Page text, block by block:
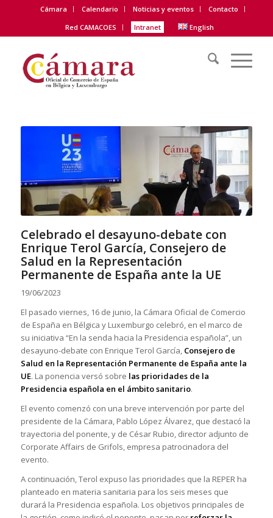
Cámara Calendario Noticias y eventos
Contacto
Red CAMACOES
Intranet English
Celebrado el desayuno-debate con
Enrique Terol García, Consejero de
Salud en la Representación
Permanente de España ante la UE
19/06/2023
El pasado viernes, 16 de junio, la Cámara Oficial de Comercio
de España en Bélgica y Luxemburgo celebró, en el marco de
su iniciativa “En la senda hacia la Presidencia española”, un
desayuno-debate con Enrique Terol García, Consejero de
Salud en la Representación Permanente de España ante la
UE. La ponencia versó sobre las prioridades de la
Presidencia española en el ámbito sanitario.
El evento comenzó con una breve intervención por parte del
presidente de la Cámara, Pablo López Álvarez, que destacó la
trayectoria del ponente, y de César Rubio, director adjunto de
Corporate Affairs de Grifols, empresa patrocinadora del
evento.
A continuación, Terol expuso las prioridades que la REPER ha
planteado en materia sanitaria para los seis meses que
durará la Presidencia española. Los objetivos principales de